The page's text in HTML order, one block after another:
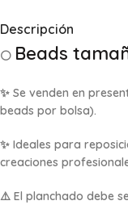
Descripción
⚪ Beads
✨ Se venden en
beads por bolsa).
✨ Ideales para
creaciones
⚠️ El planchado debe